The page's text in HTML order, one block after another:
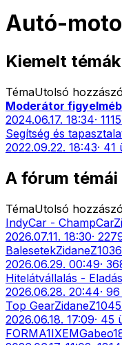
Autó-
Kiemelt témák
TémaUtolsó
Moderátor
2024.06.17. 18:34· 1115
Segítség és
2022.09.22. 18:43· 41
A fórum témái
TémaUtolsó
IndyCar - ChampCar
2026.07.11. 18:30·
BalesetekZidaneZ10
2026.06.29. 00:49·
Hitelátvállalás - Eladás
2026.06.28. 20:44· 96
Top GearZidaneZ1045
2026.06.18. 17:09· 45
FORMA1IXEMGabeo